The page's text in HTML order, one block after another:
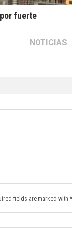
fuerte
NOTICIAS
fields are marked with *